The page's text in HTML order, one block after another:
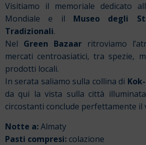
Visitiamo il memoriale dedicato
Mondiale e il Museo degli
Tradizionali.
Nel Green Bazaar ritroviamo
mercati centroasiatici, tra spezie,
prodotti locali.
In serata saliamo sulla collina di
da qui la vista sulla città
circostanti conclude perfettamente il
Notte a:Almaty
Pasti compresi: colazione